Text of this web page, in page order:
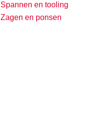
Spannen en tooling
Zagen en ponsen